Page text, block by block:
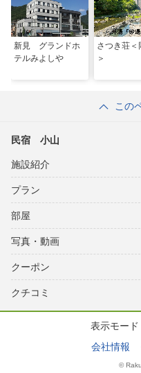
新見 グランドホ
テルみよしや
さつき荘＜
＞
この
民宿 小山
施設紹介
プラン
部屋
写真・動画
クーポン
クチコミ
表示モード
会社情報
©